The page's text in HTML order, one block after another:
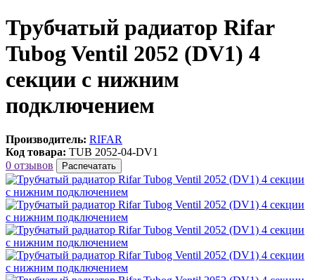
Трубчатый радиатор Rifar
Tubog Ventil 2052 (DV1) 4
секции с нижним
подключением
Производитель: RIFAR
Код товара: TUB 2052-04-DV1
0 отзывов
Распечатать